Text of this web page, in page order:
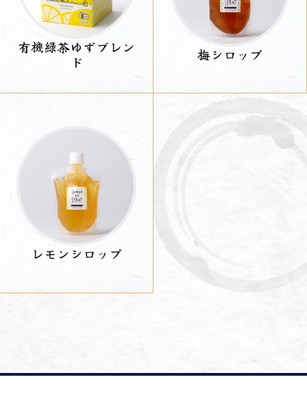
有機緑茶ゆずブレン
ド
梅シロップ
レモンシロップ